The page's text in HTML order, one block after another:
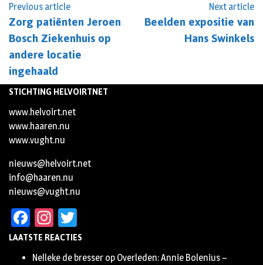
Previous article
Zorg patiënten Jeroen
Bosch Ziekenhuis op
andere locatie
ingehaald
Next article
Beelden expositie van
Hans Swinkels
STICHTING HELVOIRTNET
www.helvoirt.net
www.haaren.nu
www.vught.nu
nieuws@helvoirt.net
info@haaren.nu
nieuws@vught.nu
Facebook
Instagram
LAATSTE REACTIES
Nelleke de bresser op Overleden: Annie Bolenius –